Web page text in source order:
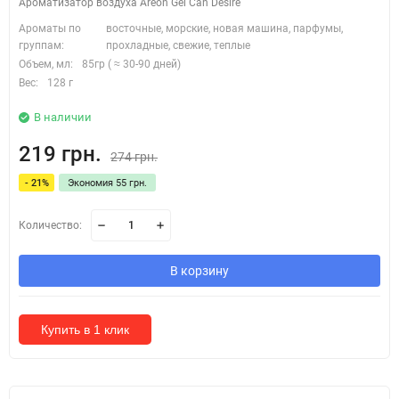
Ароматизатор воздуха Areon Gel Can Desire
Ароматы по
группам:
восточные, морские, новая машина, парфумы,
прохладные, свежие, теплые
Объем, мл:
85гр ( ≈ 30-90 дней)
Вес:
128 г
В наличии
219 грн. 274 грн.
- 21% Экономия 55 грн.
Количество:
В корзину
Купить в 1 клик